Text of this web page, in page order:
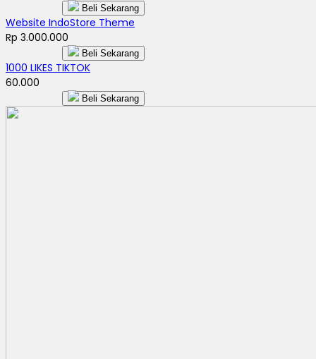
Beli Sekarang
Website IndoStore Theme
Rp 3.000.000
Beli Sekarang
1000 LIKES TIKTOK
60.000
Beli Sekarang